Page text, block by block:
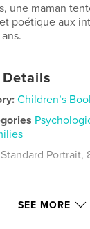
une maman
poétique aux
Children’s
Standard Portrait,
SEE MORE